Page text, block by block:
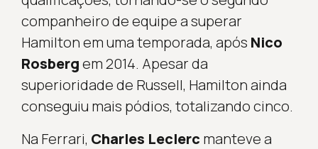
companheiro de equipe a superar
Hamilton em uma temporada, após Nico
Rosbergem 2014. Apesar da
superioridade de Russell, Hamilton ainda
conseguiu mais pódios, totalizando cinco.
Na Ferrari, Charles Leclerc manteve a